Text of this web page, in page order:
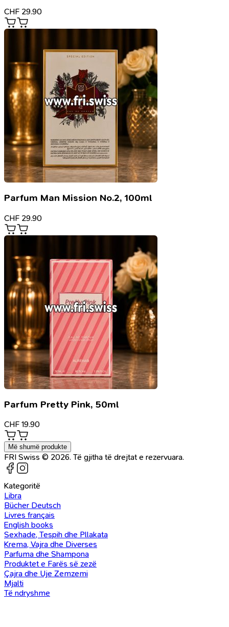
CHF 29.90
Parfum Man Mission No.2, 100ml
CHF 29.90
Parfum Pretty Pink, 50ml
CHF 19.90
Më shumë produkte
FRI Swiss © 2026. Të gjitha të drejtat e rezervuara.
Kategoritë
Libra
Bücher Deutsch
Livres français
English books
Sexhade, Tespih dhe Pllakata
Krema, Vajra dhe Diverses
Parfuma dhe Shampona
Produktet e Farës së zezë
Çajra dhe Uje Zemzemi
Mjalti
Të ndryshme